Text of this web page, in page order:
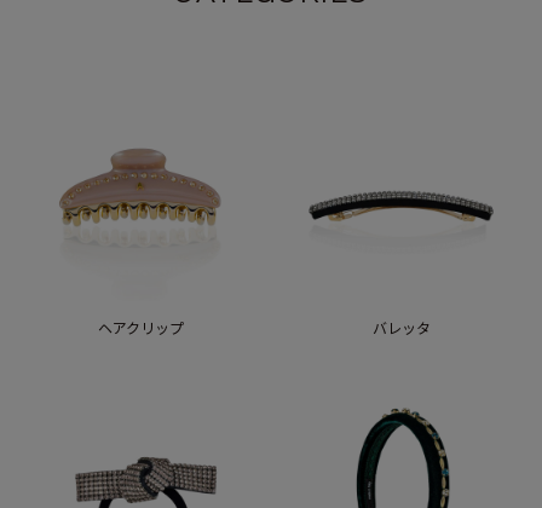
ヘアクリップ バレッタ